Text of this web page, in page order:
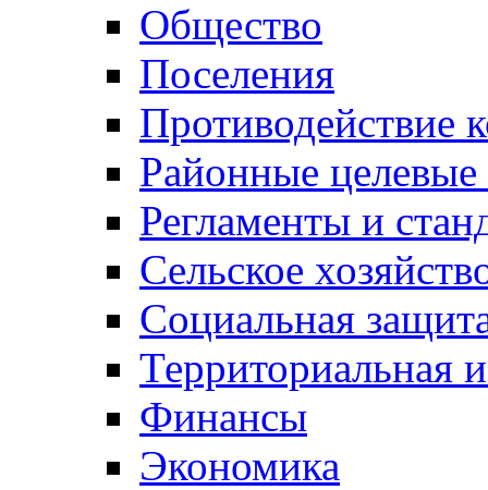
Общество
Поселения
Противодействие
Районные
Регламенты и
Сельское
Социальная
Территориальная
Финансы
Экономика